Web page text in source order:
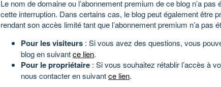
Le nom de domaine ou l’abonnement premium de ce blog n’a
cette interruption. Dans certains cas, le blog peut également être
rendant son accès limité tant que l’abonnement premium n’a pas
Pour les visiteurs : Si vous avez des questions, vous
blog en suivantce lien.
Pour le propriétaire : Si vous souhaitez rétablir l’accès à
nous contacter en suivantce lien.